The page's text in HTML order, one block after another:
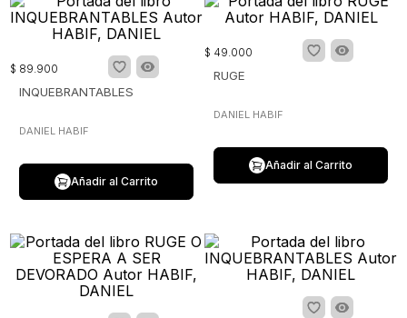
$ 89.900
INQUEBRANTABLES
DANIEL HABIF
Añadir al Carrito
$ 49.000
RUGE
DANIEL HABIF
Añadir al Carrito